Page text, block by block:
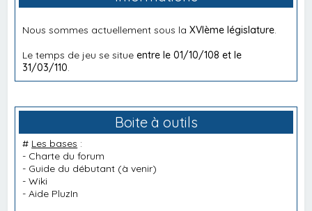
Nous sommes actuellement sous laXVIème législature
Le temps de jeu se situeentre le 01/10/108 et le
31/03/110
Boite à outils
# Les bases :
- Charte du forum
- Guide du débutant (à venir)
-Wiki
-Aide PluzIn